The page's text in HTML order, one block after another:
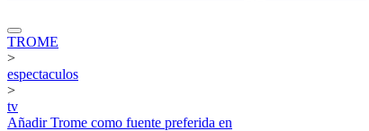
TROME
>
espectaculos
>
tv
AñadirTrome como fuente preferida en